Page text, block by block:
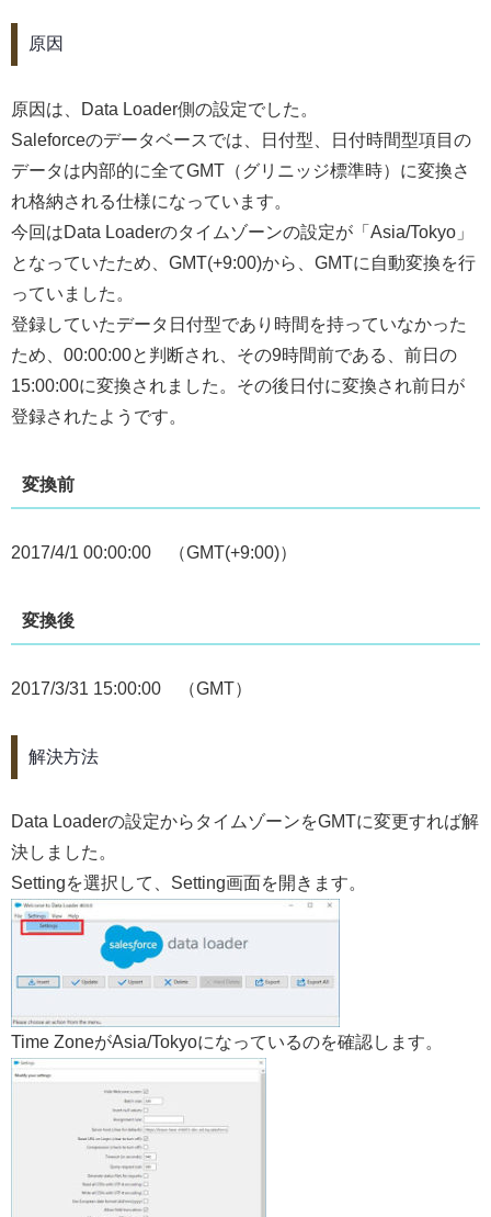
原因
原因は、Data Loader側の設定でした。
Saleforceのデータベースでは、日付型、日付時間型項目の
データは内部的に全てGMT（グリニッジ標準時）に変換さ
れ格納される仕様になっています。
今回はData Loaderのタイムゾーンの設定が「Asia/Tokyo」
となっていたため、GMT(+9:00)から、GMTに自動変換を行
っていました。
登録していたデータ日付型であり時間を持っていなかった
ため、00:00:00と判断され、その9時間前である、前日の
15:00:00に変換されました。その後日付に変換され前日が
登録されたようです。
変換前
2017/4/1 00:00:00 （GMT(+9:00)）
変換後
2017/3/31 15:00:00 （GMT）
解決方法
Data Loaderの設定からタイムゾーンをGMTに変更すれば解
決しました。
Settingを選択して、Setting画面を開きます。
Time ZoneがAsia/Tokyoになっているのを確認します。